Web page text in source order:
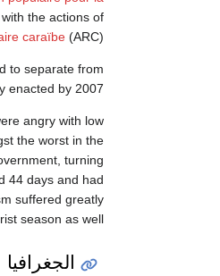
the actions of
caraïbe (ARC).
to separate from
enacted by 2007.
angry with low
the worst in the
turning
44 days and had
suffered greatly
season as well.
الجغرافيا